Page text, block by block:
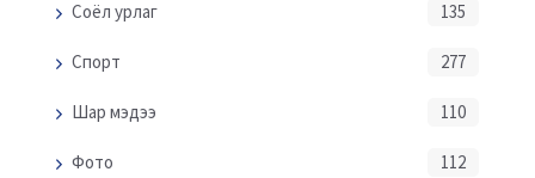
Соёл урлаг 135
Спорт 277
Шар мэдээ 110
Фото 112